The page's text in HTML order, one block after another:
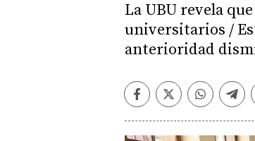
La UBU revela
universitarios /
anterioridad
Facebook
Twitter